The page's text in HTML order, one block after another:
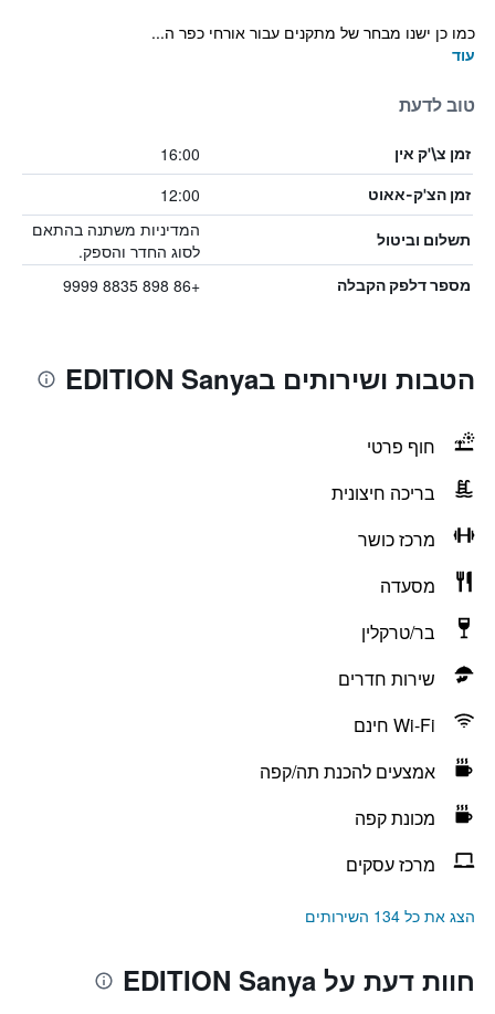
כמו כן ישנו מבחר של מתקנים עבור אורחי כפר ה...
עוד
טוב לדעת
זמן צ\'ק אין 16:00
זמן הצ'ק-אאוט 12:00
תשלום וביטול
המדיניות משתנה בהתאם
לסוג החדר והספק.
מספר דלפק הקבלה +86 898 8835 9999
הטבות ושירותים בEDITION Sanya
חוף פרטי
בריכה חיצונית
מרכז כושר
מסעדה
בר/טרקלין
שירות חדרים
Wi-Fi חינם
אמצעים להכנת תה/קפה
מכונת קפה
מרכז עסקים
הצג את כל 134 השירותים
חוות דעת על EDITION Sanya